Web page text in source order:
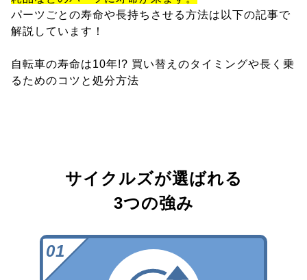
パーツごとの寿命や長持ちさせる方法は以下の記事で
解説しています！
自転車の寿命は10年!? 買い替えのタイミングや長く乗
るためのコツと処分方法
サイクルズが選ばれる
3つの強み